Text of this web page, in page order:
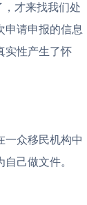
才来找我们处
申请申报的信息
实性产生了怀
一众移民机构中
己做文件。